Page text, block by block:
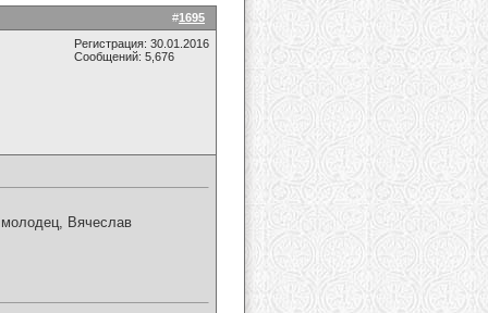
#1695
Регистрация: 30.01.2016
Сообщений: 5,676
молодец, Вячеслав